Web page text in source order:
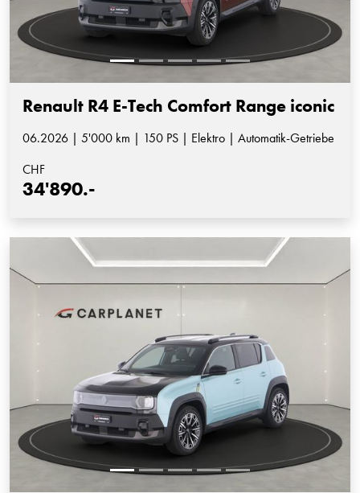
Renault R4 E-Tech Comfort Range iconic
06.2026 | 5'000 km | 150 PS | Elektro | Automatik-Getriebe
CHF
34'890.-